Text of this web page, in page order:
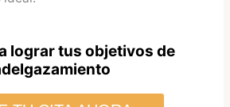
lograr tus objetivos de